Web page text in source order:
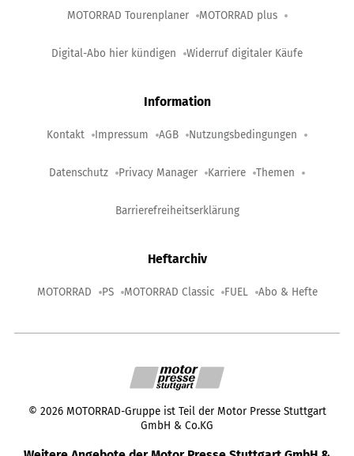
MOTORRAD Tourenplaner MOTORRAD plus
Digital-Abo hier kündigen Widerruf digitaler Käufe
Information
Kontakt Impressum AGB Nutzungsbedingungen
Datenschutz Privacy Manager Karriere Themen
Barrierefreiheitserklärung
Heftarchiv
MOTORRAD PS MOTORRAD Classic FUEL Abo & Hefte
© 2026 MOTORRAD-Gruppe ist Teil der Motor Presse Stuttgart
GmbH & Co.KG